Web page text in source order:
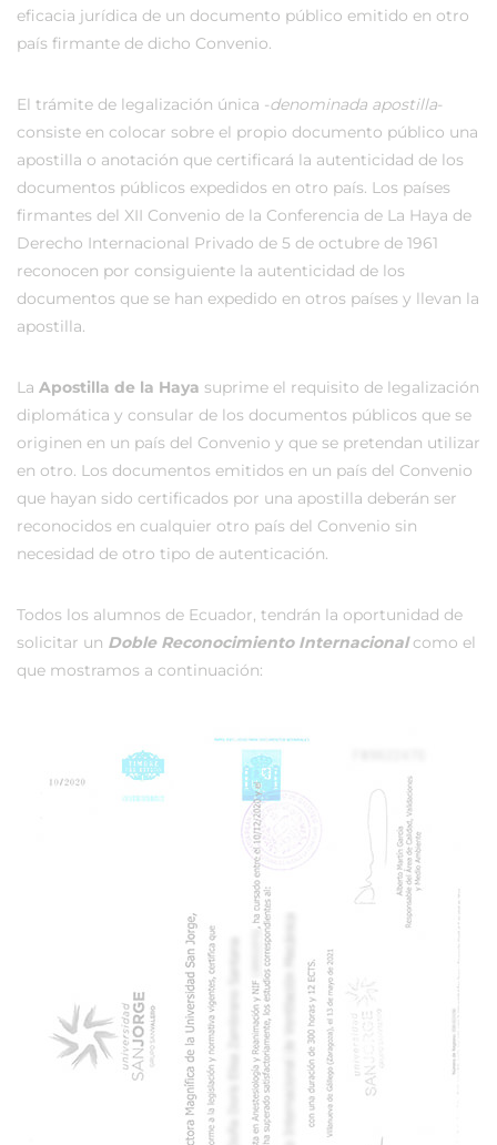
eficacia jurídica de un documento público emitido en otro
país firmante de dicho Convenio.
El trámite de legalización única -denominada apostilla-
consiste en colocar sobre el propio documento público una
apostilla o anotación que certificará la autenticidad de los
documentos públicos expedidos en otro país. Los países
firmantes del XII Convenio de la Conferencia de La Haya de
Derecho Internacional Privado de 5 de octubre de 1961
reconocen por consiguiente la autenticidad de los
documentos que se han expedido en otros países y llevan la
apostilla.
La Apostilla de la Haya suprime el requisito de legalización
diplomática y consular de los documentos públicos que se
originen en un país del Convenio y que se pretendan utilizar
en otro. Los documentos emitidos en un país del Convenio
que hayan sido certificados por una apostilla deberán ser
reconocidos en cualquier otro país del Convenio sin
necesidad de otro tipo de autenticación.
Todos los alumnos de Ecuador, tendrán la oportunidad de
solicitar un Doble Reconocimiento Internacionalcomo el
que mostramos a continuación: